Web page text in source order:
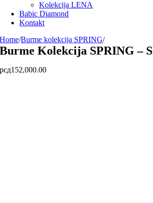
Kolekcija LENA
Babic Diamond
Kontakt
Home/Burme kolekcija SPRING/
Burme Kolekcija SPRING –
рсд152,000.00